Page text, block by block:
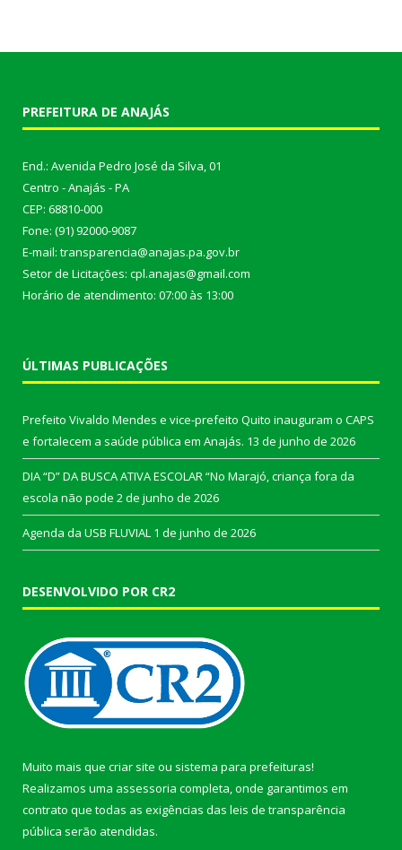
PREFEITURA DE ANAJÁS
End.: Avenida Pedro José da Silva, 01
Centro - Anajás - PA
CEP: 68810-000
Fone: (91) 92000-9087
E-mail: transparencia@anajas.pa.gov.br
Setor de Licitações: cpl.anajas@gmail.com
Horário de atendimento: 07:00 às 13:00
ÚLTIMAS PUBLICAÇÕES
Prefeito Vivaldo Mendes e vice-prefeito Quito inauguram o CAPS
e fortalecem a saúde pública em Anajás. 13 de junho de 2026
DIA “D” DA BUSCA ATIVA ESCOLAR “No Marajó, criança fora da
escola não pode 2 de junho de 2026
Agenda da USB FLUVIAL 1 de junho de 2026
DESENVOLVIDO POR CR2
Muito mais que criar site ou sistema para prefeituras!
Realizamos uma assessoria completa, onde garantimos em
contrato que todas as exigências das leis de transparência
pública serão atendidas.